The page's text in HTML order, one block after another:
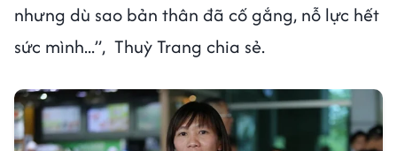
nhưng dù sao bản thân đã cố gắng, nỗ lực hết
sức mình...”, Thuỳ Trang chia sẻ.